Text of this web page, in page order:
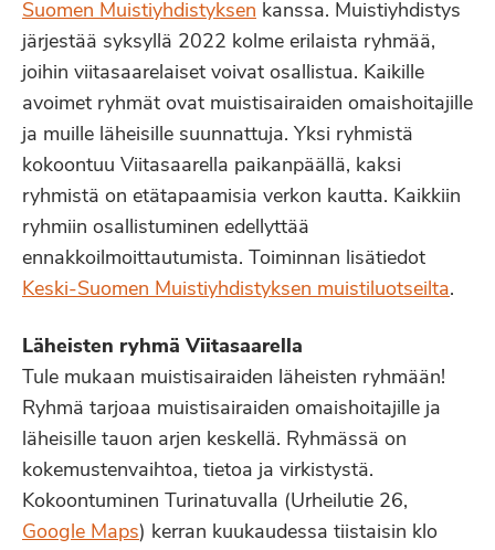
Suomen Muistiyhdistyksen kanssa. Muistiyhdistys
järjestää syksyllä 2022 kolme erilaista ryhmää,
joihin viitasaarelaiset voivat osallistua. Kaikille
avoimet ryhmät ovat muistisairaiden omaishoitajille
ja muille läheisille suunnattuja. Yksi ryhmistä
kokoontuu Viitasaarella paikanpäällä, kaksi
ryhmistä on etätapaamisia verkon kautta. Kaikkiin
ryhmiin osallistuminen edellyttää
ennakkoilmoittautumista. Toiminnan lisätiedot
Keski-Suomen Muistiyhdistyksen muistiluotseilta.
Läheisten ryhmä Viitasaarella
Tule mukaan muistisairaiden läheisten ryhmään!
Ryhmä tarjoaa muistisairaiden omaishoitajille ja
läheisille tauon arjen keskellä. Ryhmässä on
kokemustenvaihtoa, tietoa ja virkistystä.
Kokoontuminen Turinatuvalla (Urheilutie 26,
Google Maps) kerran kuukaudessa tiistaisin klo